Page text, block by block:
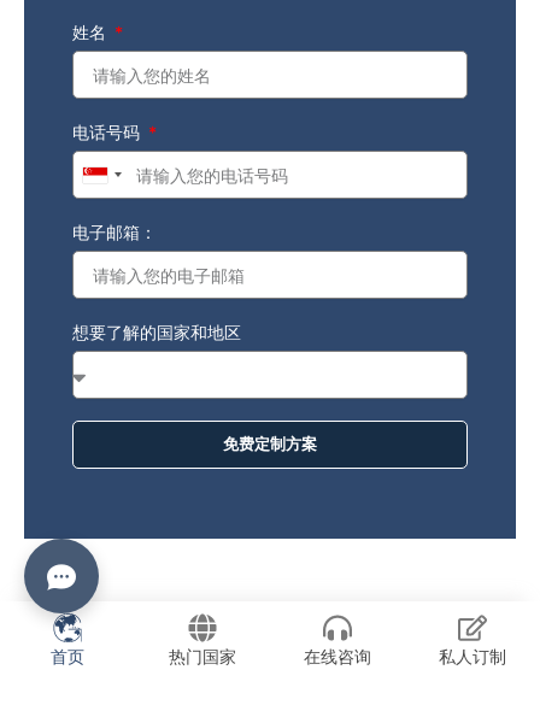
姓名
电话号码
Singapore
电子邮箱：
想要了解的国家和地区
免费定制方案
首页 热门国家 在线咨询 私人订制